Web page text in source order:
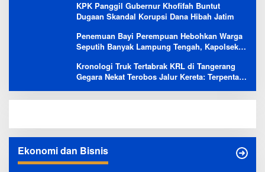
KPK Panggil Gubernur Khofifah Buntut
Dugaan Skandal Korupsi Dana Hibah Jatim
Penemuan Bayi Perempuan Hebohkan Warga
Seputih Banyak Lampung Tengah, Kapolsek:
Kronologi Truk Tertabrak KRL di Tangerang
Gegara Nekat Terobos Jalur Kereta: Terpental,
Ekonomi dan Bisnis